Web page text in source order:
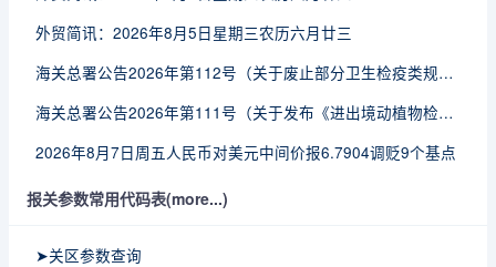
外贸简讯：2026年8月5日星期三农历六月廿三
海关总署公告2026年第112号（关于废止部分卫生检疫类规范性文件的公告）
海关总署公告2026年第111号（关于发布《进出境动植物检疫处理监督管理工作规定》《进出境卫生处理监督管理工作规定》的公告）
2026年8月7日周五人民币对美元中间价报6.7904调贬9个基点
报关参数常用代码表(more...)
➤关区参数查询